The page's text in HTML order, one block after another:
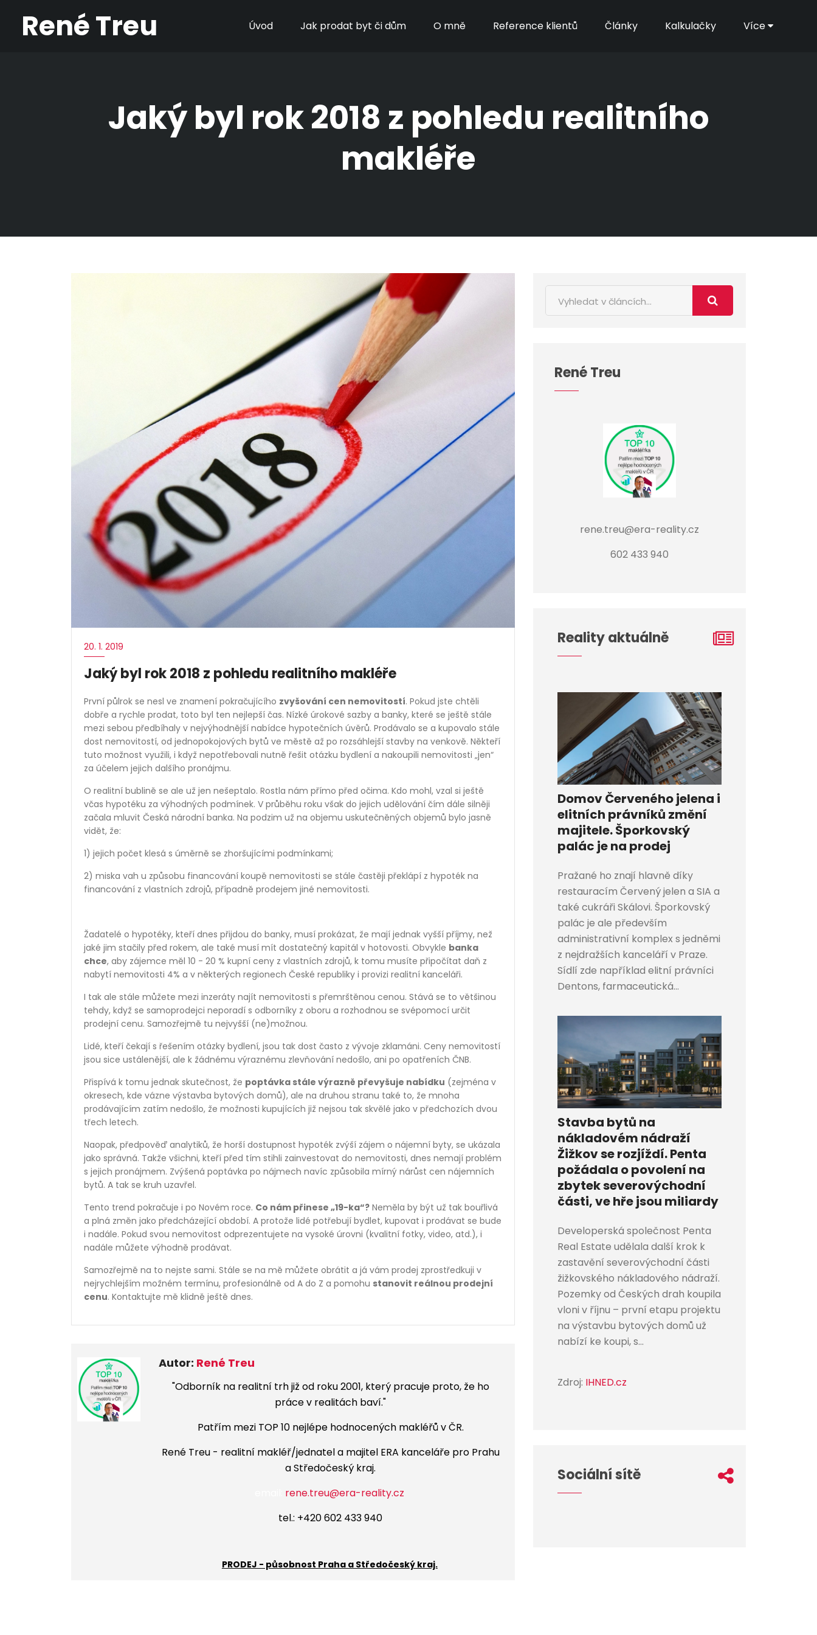
René Treu Úvod Jak prodat byt či dům O mně Reference klientů Články Kalkulačky Více
Jaký byl rok 2018 z pohledu realitního
makléře
20. 1. 2019
Jaký byl rok 2018 z pohledu realitního makléře
První půlrok se nesl ve znamení pokračujícího zvyšování cen nemovitostí. Pokud jste chtěli
dobře a rychle prodat, toto byl ten nejlepší čas. Nízké úrokové sazby a banky, které se ještě stále
mezi sebou předbíhaly v nejvýhodnější nabídce hypotečních úvěrů. Prodávalo se a kupovalo stále
dost nemovitostí, od jednopokojových bytů ve městě až po rozsáhlejší stavby na venkově. Někteří
tuto možnost využili, i když nepotřebovali nutně řešit otázku bydlení a nakoupili nemovitosti „jen“
za účelem jejich dalšího pronájmu.
O realitní bublině se ale už jen nešeptalo. Rostla nám přímo před očima. Kdo mohl, vzal si ještě
včas hypotéku za výhodných podmínek. V průběhu roku však do jejich udělování čím dále silněji
začala mluvit Česká národní banka. Na podzim už na objemu uskutečněných objemů bylo jasně
vidět, že:
1) jejich počet klesá s úměrně se zhoršujícími podmínkami;
2) miska vah u způsobu financování koupě nemovitosti se stále častěji překlápí z hypoték na
financování z vlastních zdrojů, případně prodejem jiné nemovitosti.
Žadatelé o hypotéky, kteří dnes přijdou do banky, musí prokázat, že mají jednak vyšší příjmy, než
jaké jim stačily před rokem, ale také musí mít dostatečný kapitál v hotovosti. Obvykle banka
chce, aby zájemce měl 10 - 20 % kupní ceny z vlastních zdrojů, k tomu musíte připočítat daň z
nabytí nemovitosti 4% a v některých regionech České republiky i provizi realitní kanceláři.
I tak ale stále můžete mezi inzeráty najít nemovitosti s přemrštěnou cenou. Stává se to většinou
tehdy, když se samoprodejci neporadí s odborníky z oboru a rozhodnou se svépomocí určit
prodejní cenu. Samozřejmě tu nejvyšší (ne)možnou.
Lidé, kteří čekají s řešením otázky bydlení, jsou tak dost často z vývoje zklamáni. Ceny nemovitostí
jsou sice ustálenější, ale k žádnému výraznému zlevňování nedošlo, ani po opatřeních ČNB.
Přispívá k tomu jednak skutečnost, že poptávka stále výrazně převyšuje nabídku (zejména v
okresech, kde vázne výstavba bytových domů), ale na druhou stranu také to, že mnoha
prodávajícím zatím nedošlo, že možnosti kupujících již nejsou tak skvělé jako v předchozích dvou
třech letech.
Naopak, předpověď analytiků, že horší dostupnost hypoték zvýší zájem o nájemní byty, se ukázala
jako správná. Takže všichni, kteří před tím stihli zainvestovat do nemovitosti, dnes nemají problém
s jejich pronájmem. Zvýšená poptávka po nájmech navíc způsobila mírný nárůst cen nájemních
bytů. A tak se kruh uzavřel.
Tento trend pokračuje i po Novém roce. Co nám přinese „19-ka“? Neměla by být už tak bouřlivá
a plná změn jako předcházející období. A protože lidé potřebují bydlet, kupovat i prodávat se bude
i nadále. Pokud svou nemovitost odprezentujete na vysoké úrovni (kvalitní fotky, video, atd.), i
nadále můžete výhodně prodávat.
Samozřejmě na to nejste sami. Stále se na mě můžete obrátit a já vám prodej zprostředkuji v
nejrychlejším možném termínu, profesionálně od A do Z a pomohu stanovit reálnou prodejní
cenu. Kontaktujte mě klidně ještě dnes.
Autor: René Treu
"Odborník na realitní trh již od roku 2001, který pracuje proto, že ho
práce v realitách baví."
Patřím mezi TOP 10 nejlépe hodnocených makléřů v ČR.
René Treu - realitní makléř/jednatel a majitel ERA kanceláře pro Prahu
a Středočeský kraj.
rene.treu@era-reality.cz
tel.: +420 602 433 940
PRODEJ - působnost Praha a Středočeský kraj.
René Treu
rene.treu@era-reality.cz
602 433 940
Reality aktuálně
Domov Červeného jelena i
elitních právníků změní
majitele. Šporkovský
palác je na prodej
Pražané ho znají hlavně díky
restauracím Červený jelen a SIA a
také cukráři Skálovi. Šporkovský
palác je ale především
administrativní komplex s jedněmi
z nejdražších kanceláří v Praze.
Sídlí zde například elitní právníci
Dentons, farmaceutická...
Stavba bytů na
nákladovém nádraží
Žižkov se rozjíždí. Penta
požádala o povolení na
zbytek severovýchodní
části, ve hře jsou miliardy
Developerská společnost Penta
Real Estate udělala další krok k
zastavění severovýchodní části
žižkovského nákladového nádraží.
Pozemky od Českých drah koupila
vloni v říjnu – první etapu projektu
na výstavbu bytových domů už
nabízí ke koupi, s...
Zdroj: IHNED.cz
Sociální sítě